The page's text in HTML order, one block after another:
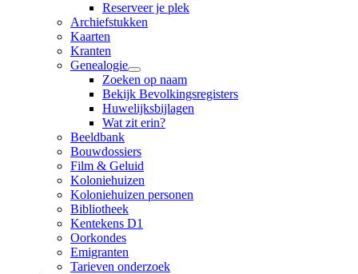
Reserveer je plek
Archiefstukken
Kaarten
Kranten
Genealogie
Zoeken op naam
Bekijk Bevolkingsregisters
Huwelijksbijlagen
Wat zit erin?
Beeldbank
Bouwdossiers
Film & Geluid
Koloniehuizen
Koloniehuizen personen
Bibliotheek
Kentekens D1
Oorkondes
Emigranten
Tarieven onderzoek